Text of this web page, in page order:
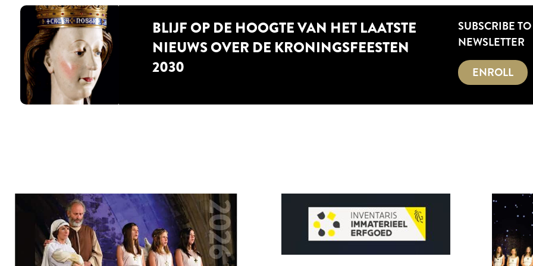
BLIJF OP DE HOOGTE VAN HET LAATSTE
NIEUWS OVER DE KRONINGSFEESTEN
2030
SUBSCRIBE
NEWSLETTER
ENROLL